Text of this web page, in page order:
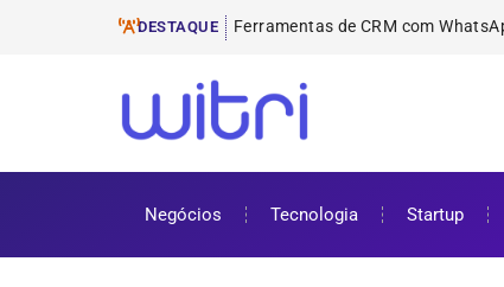
DESTAQUE Ferramentas de E-mail
ProUni: como funciona e
Cursos gratuitos online: onde
ENEM 2025: datas, inscrições e
Negócios Tecnologia Startup